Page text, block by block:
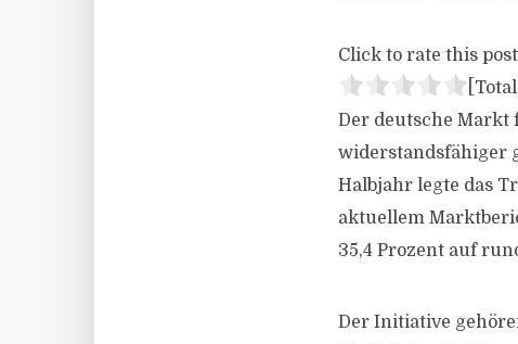
Click to rate this
Der deutsche
widerstandsfähiger
Halbjahr legte das
aktuellem
35,4 Prozent auf
Der Initiative